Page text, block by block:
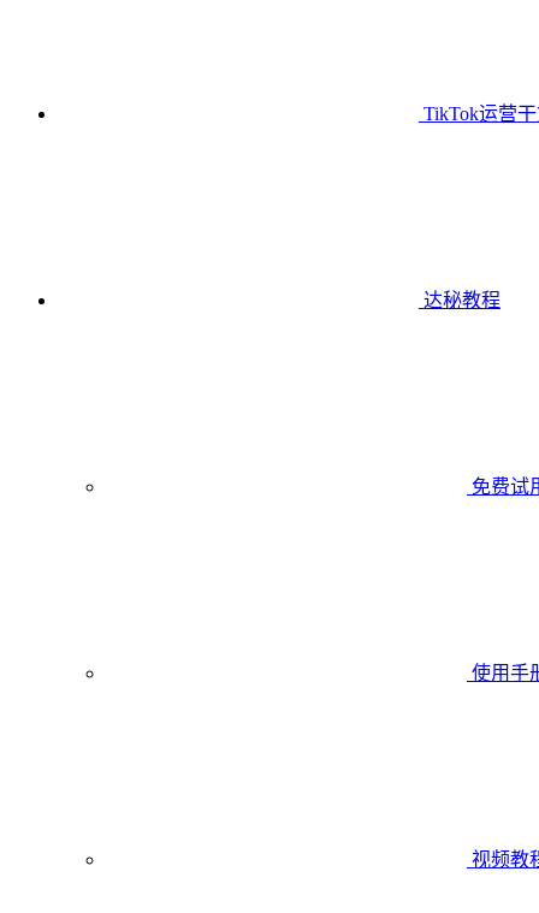
TikTok运营
达秘教程
免费试
使用手
视频教